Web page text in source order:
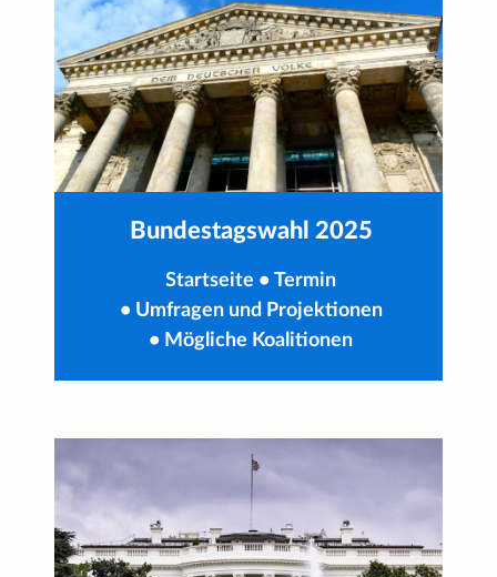
Bundestagswahl 2025
Startseite • Termin
• Umfragen und Projektionen
• Mögliche Koalitionen